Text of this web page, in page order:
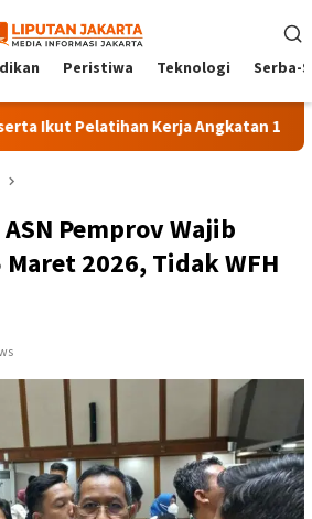
Peristiwa Teknologi Serba-
Pelatihan Kerja Angkatan 1 di PPKD
Pemprov Wajib
2026, Tidak WFH